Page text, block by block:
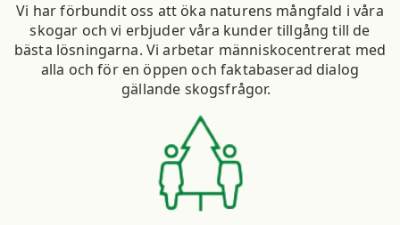
Vi har förbundit oss att öka naturens mångfald i våra
skogar och vi erbjuder våra kunder tillgång till de
bästa lösningarna. Vi arbetar människocentrerat med
alla och för en öppen och faktabaserad dialog
gällande skogsfrågor.